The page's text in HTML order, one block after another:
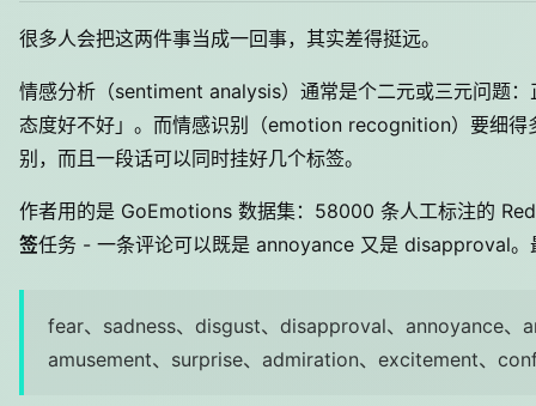
很多人会把这两件事当成一回事，其实差得挺远。
情感分析（sentiment analysis）通常是个二元或三元问题
态度好不好」。而情感识别（emotion recognition）要细
别，而且一段话可以同时挂好几个标签。
作者用的是 GoEmotions 数据集：58000 条人工标注的
签任务 - 一条评论可以既是 annoyance 又是 disapproval。
fear、sadness、disgust、disapproval、annoyance
amusement、surprise、admiration、excitement、